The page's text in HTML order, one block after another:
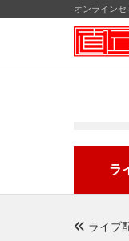
オンライン
ラ
ライブ